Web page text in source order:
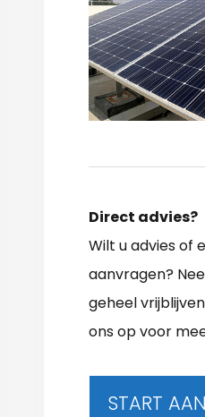
Direct advies?
Wilt u advies of
aanvragen?
geheel
ons op voor
START